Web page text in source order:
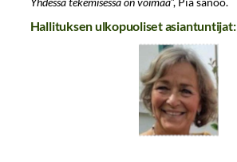
Hallituksen ulkopuoliset asiantuntijat: